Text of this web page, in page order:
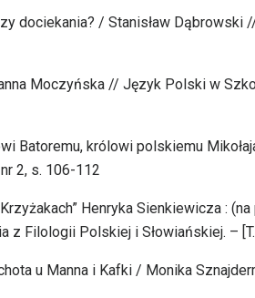
dociekania? / Stanisław Dąbrowski
Moczyńska // Język Polski w
Batoremu, królowi polskiemu
2, s. 106-112
Henryka Sienkiewicza :
z Filologii Polskiej i Słowiańskiej. –
u Manna i Kafki / Monika